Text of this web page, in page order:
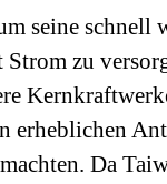
seine schnell
zu
erheblichen
Da